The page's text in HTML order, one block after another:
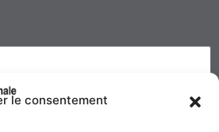
le consentement